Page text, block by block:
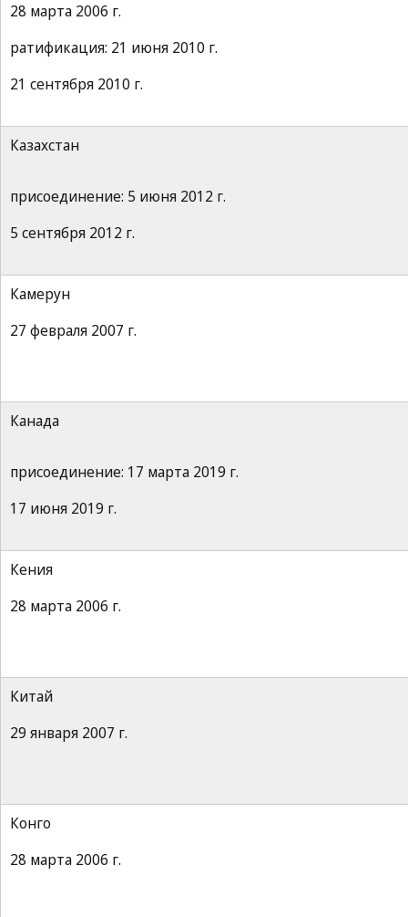
28 марта 2006 г.
ратификация: 21 июня 2010 г.
21 сентября 2010 г.
Казахстан
присоединение: 5 июня 2012 г.
5 сентября 2012 г.
Камерун
27 февраля 2007 г.
Канада
присоединение: 17 марта 2019 г.
17 июня 2019 г.
Кения
28 марта 2006 г.
Китай
29 января 2007 г.
Конго
28 марта 2006 г.